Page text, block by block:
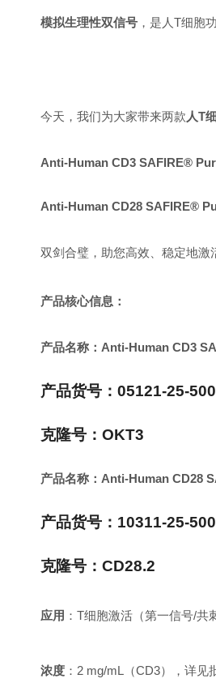
模拟生理性双信号 ，是人T细胞
今天，我们为大家带来两款 人T
Anti-Human CD3 SAFIRE®
Anti-Human CD28 SAFIRE®
双剑合璧，助您高效、稳定地激
产品核心信息：
产品名称：Anti-Human CD3
产品货号：05121-25-500
克隆号：OKT3
产品名称：Anti-Human CD28
产品货号：10311-25-500
克隆号：CD28.2
应用 ：T细胞激活（第一信号/
浓度 ：2 mg/mL（CD3），详见